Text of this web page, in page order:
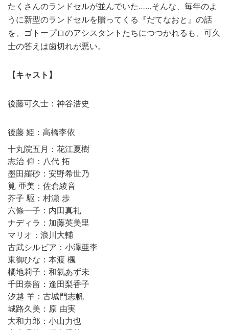
たくさんのランドセルが並んでいた……そんな、毎年のよ
うに新型のランドセルを贈ってくる『だてなおと』の話
を、ゴトープロのアシスタントたちにつつかれるも、可久
士の答えは歯切れが悪い。
【キャスト】
後藤可久士：神谷浩史
後藤 姫：高橋李依
十丸院五月：花江夏樹
志治 仰：八代 拓
墨田羅砂：安野希世乃
筧 亜美：佐倉綾音
芥子 駆：村瀬 歩
六條一子：内田真礼
ナディラ：加藤英美里
マリオ：浪川大輔
古武シルビア：小澤亜李
東御ひな：本渡 楓
橘地莉子：和氣あず未
千田奈留：逢田梨香子
汐越 羊：古城門志帆
城路久美：原 由実
大和力郎：小山力也